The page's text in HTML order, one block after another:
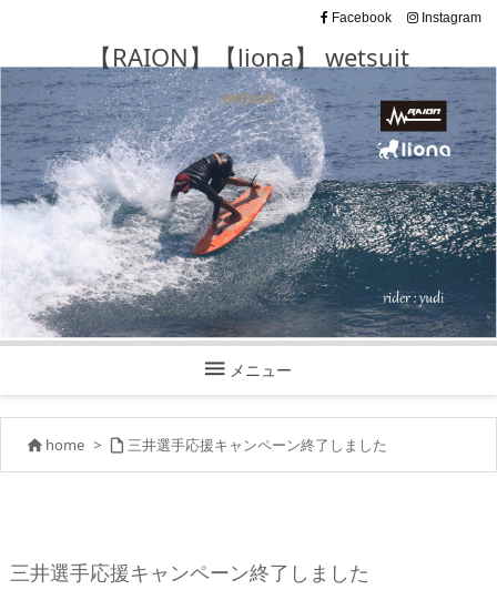
【RAION】【liona】 wetsuit
wetsuit
 メニュー
Facebook Instagram
 home >  三井選手応援キャンペーン終了しました
三井選手応援キャンペーン終了しました